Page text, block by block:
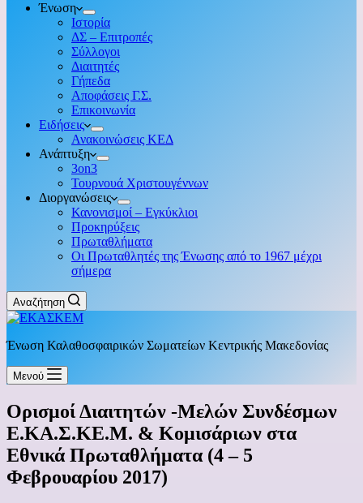
Ένωση
Ιστορία
ΔΣ – Επιτροπές
Σύλλογοι
Διαιτητές
Γήπεδα
Αποφάσεις Γ.Σ.
Επικοινωνία
Ειδήσεις
Ανακοινώσεις ΚΕΔ
Ανάπτυξη
3on3
Τουρνουά Χριστουγέννων
Διοργανώσεις
Κανονισμοί – Εγκύκλιοι
Προκηρύξεις
Πρωταθλήματα
Οι Πρωταθλητές της Ένωσης από το 1967 μέχρι
σήμερα
Αναζήτηση
Ένωση Καλαθοσφαιρικών Σωματείων Κεντρικής Μακεδονίας
Μενού
Ορισμοί Διαιτητών -Μελών Συνδέσμων
Ε.ΚΑ.Σ.ΚΕ.Μ. & Κομισάριων στα
Εθνικά Πρωταθλήματα (4 – 5
Φεβρουαρίου 2017)